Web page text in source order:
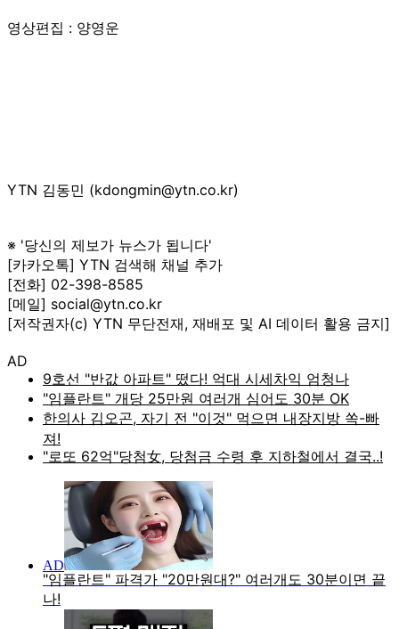
영상편집 : 양영운
YTN 김동민 (kdongmin@ytn.co.kr)
※ '당신의 제보가 뉴스가 됩니다'
[카카오톡] YTN 검색해 채널 추가
[전화] 02-398-8585
[메일] social@ytn.co.kr
[저작권자(c) YTN 무단전재, 재배포 및 AI 데이터 활용 금지]
AD